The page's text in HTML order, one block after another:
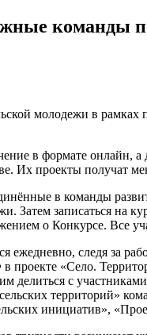
команды
молодежи в рамках
в формате
Их проекты получат
в команды
Затем записаться на
о Конкурсе. Все
следя за
«Село.
с
территорий»
инициатив»,